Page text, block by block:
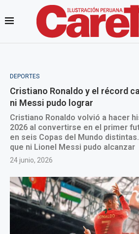
DEPORTES
Cristiano Ronaldo y el récord
ni Messi pudo lograr
Cristiano Ronaldo volvió a hacer
2026 al convertirse en el primer
en seis Copas del Mundo
que ni Lionel Messi pudo alcanzar
24 junio, 2026